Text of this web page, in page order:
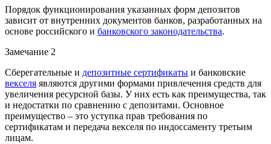
Порядок функционирования указанных форм депозитов
зависит от внутренних документов банков, разработанных на
основе российского и банковского законодательства.
Замечание 2
Сберегательные и депозитные сертификаты и банковские
векселя являются другими формами привлечения средств для
увеличения ресурсной базы. У них есть как преимущества, так
и недостатки по сравнению с депозитами. Основное
преимущество – это уступка прав требования по
сертификатам и передача векселя по индоссаменту третьим
лицам.